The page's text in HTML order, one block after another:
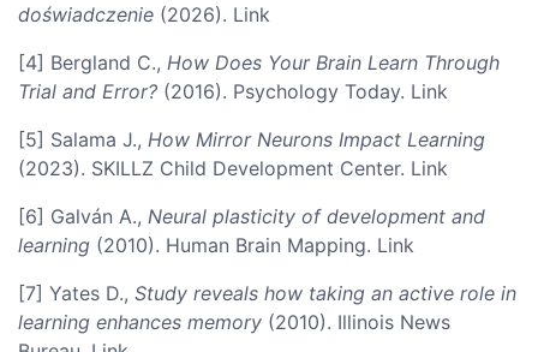
doświadczenie (2026). Link
[4] Bergland C., How Does Your Brain Learn Through
Trial and Error? (2016). Psychology Today. Link
[5] Salama J., How Mirror Neurons Impact Learning
(2023). SKILLZ Child Development Center. Link
[6] Galván A., Neural plasticity of development and
learning (2010). Human Brain Mapping. Link
[7] Yates D., Study reveals how taking an active role in
learning enhances memory (2010). Illinois News